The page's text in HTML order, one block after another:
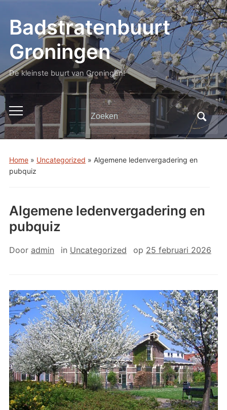
Badstratenbuurt
Groningen
De kleinste buurt van Groningen!
Toggle
mobiel
menu
Zoeken
naar:
Home» Uncategorized » Algemene ledenvergadering en
pubquiz
Algemene ledenvergadering en
pubquiz
Door admin in Uncategorized op 25 februari 2026